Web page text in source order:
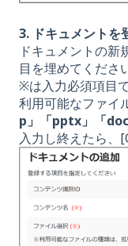
3. ドキュメントを
ドキュメントの新
目を埋めてくださ
※は入力必須項目で
利用可能なファイ
p」「pptx」「
入力し終えたら、